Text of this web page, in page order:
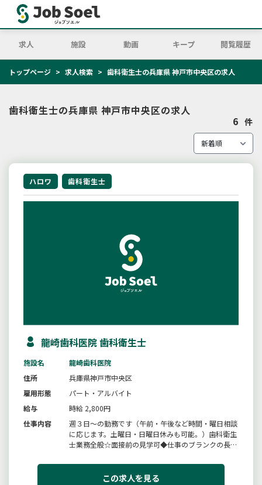
求人 施設 動画 キープ 閲覧履歴
トップページ 求人検索 歯科衛生士の兵庫県 神戸市中央区の求人
歯科衛生士の兵庫県 神戸市中央区の求人
6 件
ハロワ 歯科衛生士
龍崎歯科医院 歯科衛生士
施設名
龍崎歯科医院
住所
兵庫県神戸市中央区
雇用形態
パート・アルバイト
給与
時給 2,800円
仕事内容
週３日〜の勤務です（午前・午後など時間・曜日相談
に応じます。土曜日・日曜日休みも可能。）歯科衛生
士業務全般☆面接前の見学可◆仕事のブランクの長い
は、学校行事等にも柔軟に対応いたします。変更範
囲：変更なしこの求人を見る